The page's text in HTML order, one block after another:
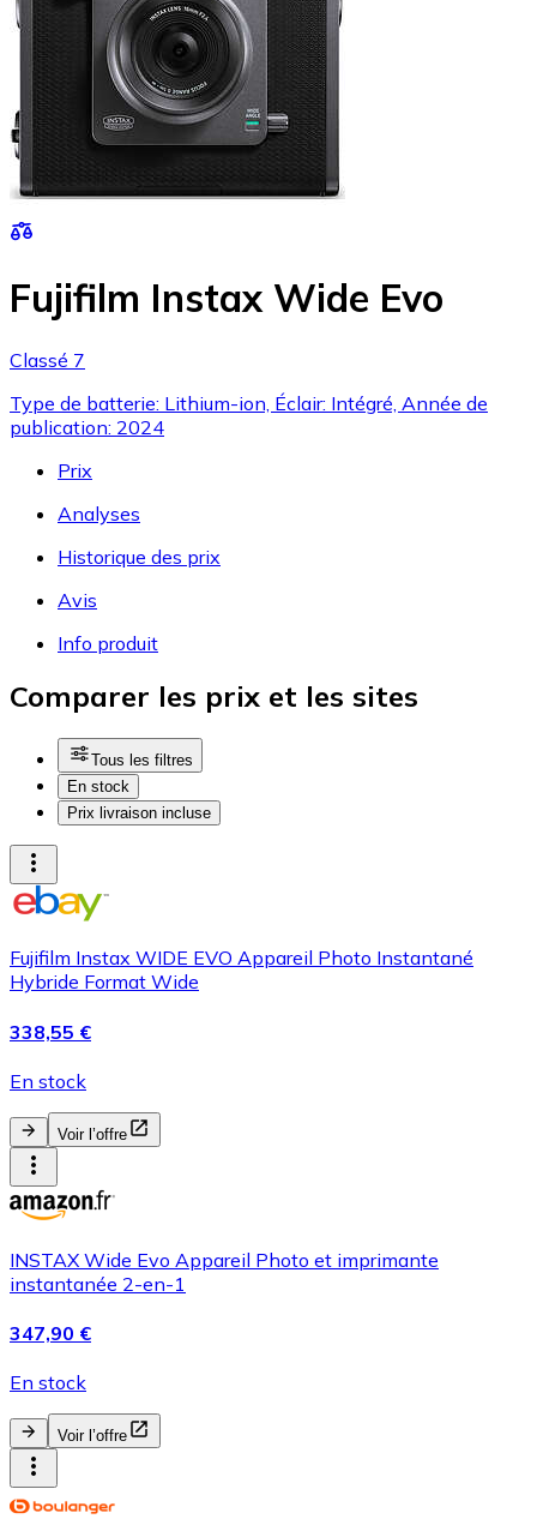
Fujifilm Instax Wide Evo
Classé 7
Type de batterie: Lithium-ion, Éclair: Intégré, Année de
publication: 2024
Prix
Analyses
Historique des prix
Avis
Info produit
Comparer les prix et les sites
Tous les filtres
En stock
Prix livraison incluse
Fujifilm Instax WIDE EVO Appareil Photo Instantané
Hybride Format Wide
338,55 €
En stock
Voir l’offre
INSTAX Wide Evo Appareil Photo et imprimante
instantanée 2-en-1
347,90 €
En stock
Voir l’offre